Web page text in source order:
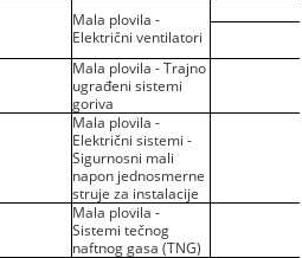
Mala plovila -
Električni ventilatori
Mala plovila - Trajno
ugrađeni sistemi
goriva
Mala plovila -
Električni sistemi -
Sigurnosni mali
napon jednosmerne
struje za instalacije
Mala plovila -
Sistemi tečnog
naftnog gasa (TNG)